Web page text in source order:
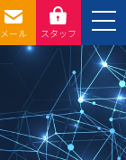
メール スタッフ